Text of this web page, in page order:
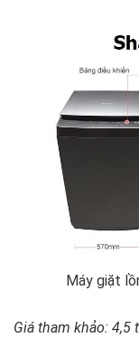
Máy giặt
Giá tham khảo: 4,5